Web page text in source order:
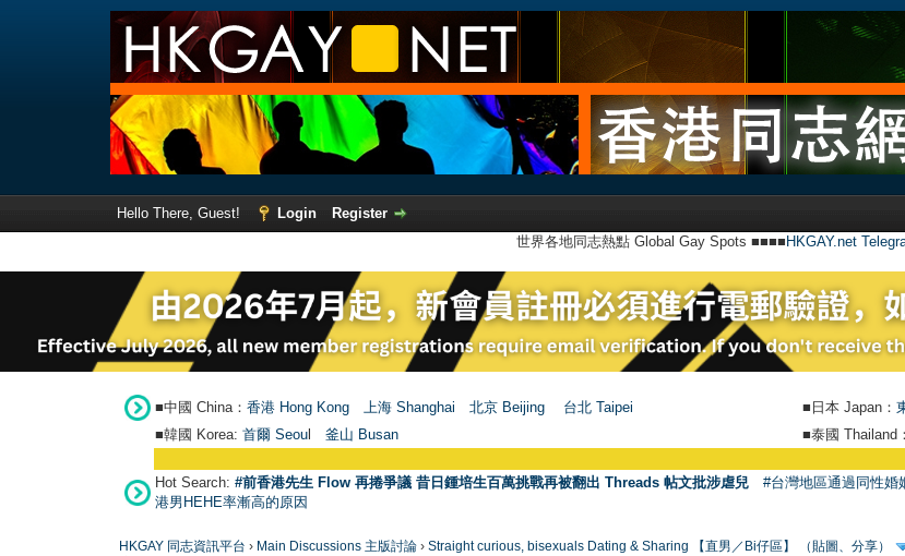
Hello There, Guest! Login
Register
世界各地同志熱點 Global Gay Spots ■■■■ HKGAY.net
■中國 China： 香港 Hong Kong 上海 Shanghai 北京 Beijing 台北 Taipei ■日本 Japan：
■韓國 Korea: 首爾 Seou 釜山 Busan ■泰國 Thailand：
Hot Search: #前香港先生 Flow 再捲爭議 昔日鍾培生百萬挑戰再被翻出 Threads 帖文批涉虐兒 #台灣地區通過同性婚
港男HEHE率漸高的原因
HKGAY 同志資訊平台 › Main Discussions 主版討論 ›Straight curious, bisexuals Dating & Sharing 【直男／Bi仔區】 （貼圖、分享）